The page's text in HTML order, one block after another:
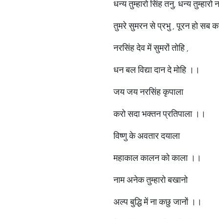
धन्य तुम्हारो सिंह तनु, धन्य तुम्हारो
तुमरे सुमरन से प्रभु , पूरन हो सब
नरसिंह देव में सुमरों तोहि ,
धन बल विद्या दान दे मोहि ।।
जय जय नरसिंह कृपाला
करो सदा भक्तन प्रतिपाला ।।
विष्णु के अवतार दयाला
महाकाल कालन को काला ।।
नाम अनेक तुम्हारो बखानो
अल्प बुद्धि में ना कछु जानों ।।